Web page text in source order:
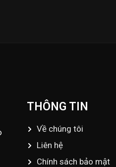
THÔNG TIN
Về chúng tôi
Liên hệ
Chính sách bảo mật